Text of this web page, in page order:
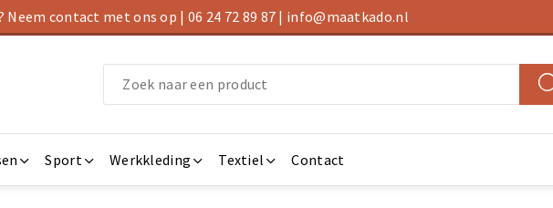
Neem contact met ons op | 06 24 72 89 87 | info@maatkado.nl
Sport Werkkleding Textiel Contact